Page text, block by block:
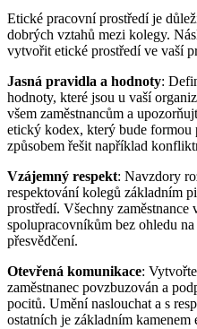
Etické pracovní prostředí je
dobrých vztahů mezi kolegy.
vytvořit etické prostředí ve vaší
Jasná pravidla a hodnoty:
hodnoty, které jsou u vaší
všem zaměstnancům a
etický kodex, který bude
způsobem řešit například
Vzájemný respekt: Navzdory
respektování kolegů základním
prostředí. Všechny
spolupracovníkům bez ohledu
přesvědčení.
Otevřená komunikace:
zaměstnanec povzbuzován a
pocitů. Umění naslouchat a s
ostatních je základním